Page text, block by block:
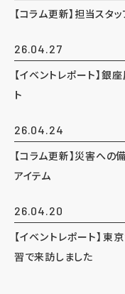
【コラム更新】担当スタ
26.04.27
【イベントレポート】
ト
26.04.24
【コラム更新】災害への
アイテム
26.04.20
【イベントレポート】
習で来訪しました